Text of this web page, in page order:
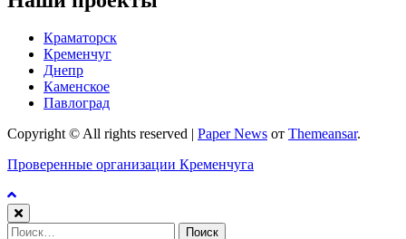
Краматорск
Кременчуг
Днепр
Каменское
Павлоград
Copyright © All rights reserved
Paper News от Themeansar.
Проверенные организации Кременчуга
Найти: